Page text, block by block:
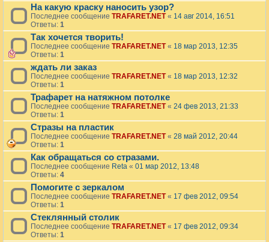
На какую краску наносить узор?
Последнее сообщение TRAFARET.NET« 14 авг 2014, 16:51
Ответы: 1
Так хочется творить!
Последнее сообщение TRAFARET.NET« 18 мар 2013, 12:35
Ответы: 1
ждать ли заказ
Последнее сообщение TRAFARET.NET« 18 мар 2013, 12:32
Ответы: 1
Трафарет на натяжном потолке
Последнее сообщение TRAFARET.NET« 24 фев 2013, 21:33
Ответы: 1
Стразы на пластик
Последнее сообщение TRAFARET.NET« 28 май 2012, 20:44
Ответы: 1
Как обращаться со стразами.
Последнее сообщение Reta « 01 мар 2012, 13:48
Ответы: 4
Помогите с зеркалом
Последнее сообщение TRAFARET.NET« 17 фев 2012, 09:54
Ответы: 1
Стеклянный столик
Последнее сообщение TRAFARET.NET« 17 фев 2012, 09:34
Ответы: 1